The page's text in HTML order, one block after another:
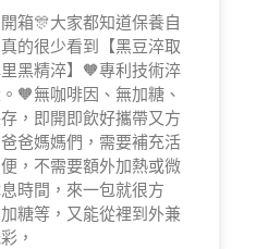
箱🎊大家都知道保養自
的很少看到【黑豆淬取
黑精淬】🧡專利技術淬
🧡無咖啡因、無加糖、
，即開即飲好攜帶又方
爸媽媽們，需要補充活
，不需要額外加熱或微
時間，來一包就很方
糖等，又能從裡到外兼
，